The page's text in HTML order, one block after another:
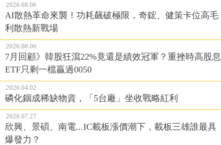
2026.08.06
AI散熱革命來襲！功耗飆破極限，奇鋐、健策卡位高毛
利散熱新戰場
2026.08.06
7月回顧》韓股狂瀉22%竟還是績效冠軍？重挫時高股息
ETF只剩一檔贏過0050
2026.04.02
磷化銦成稀缺物資，「5台廠」坐收戰略紅利
2026.07.27
欣興、景碩、南電...IC載板漲價潮下，載板三雄誰最具
爆發力？